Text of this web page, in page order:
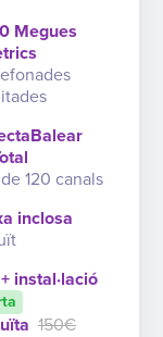
Megues
120 canals
inclosa
instal·lació
150€